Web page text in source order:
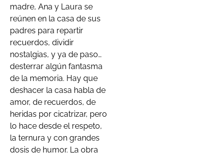
madre, Ana y Laura se
reúnen en la casa de sus
padres para repartir
recuerdos, dividir
nostalgias, y ya de paso…
desterrar algún fantasma
de la memoria. Hay que
deshacer la casa habla de
amor, de recuerdos, de
heridas por cicatrizar, pero
lo hace desde el respeto,
la ternura y con grandes
dosis de humor. La obra